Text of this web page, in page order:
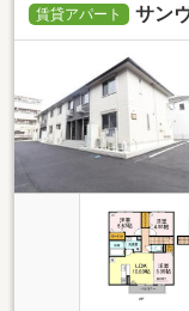
賃貸アパート サン